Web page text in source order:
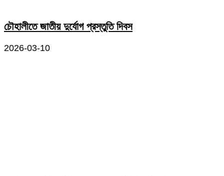
চৌহালীতে জাতীয় দুর্যোগ প্রস্তুতি দিবস
2026-03-10